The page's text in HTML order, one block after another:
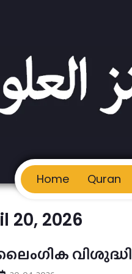
Home Quran
20, 2026
വിശുദ്ധി